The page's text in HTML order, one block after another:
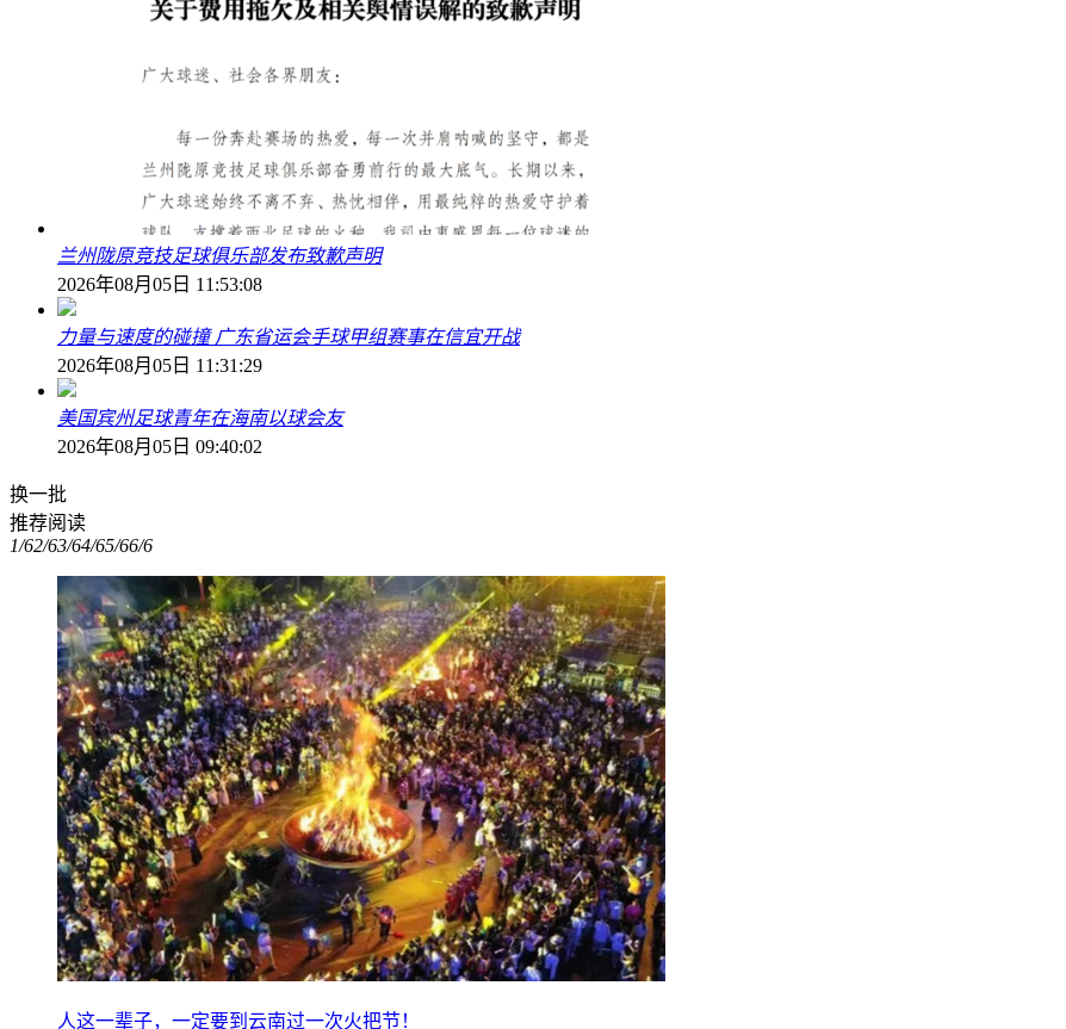
兰州陇原竞技足球俱乐部发布致歉声明
2026年08月05日 11:53:08
力量与速度的碰撞 广东省运会手球甲组赛事在信宜开战
2026年08月05日 11:31:29
美国宾州足球青年在海南以球会友
2026年08月05日 09:40:02
换一批
推荐阅读
1/62/63/64/65/66/6
人这一辈子，一定要到云南过一次火把节！